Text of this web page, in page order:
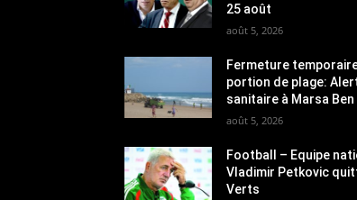
25 août
août 5, 2026
Fermeture
portion de plage:
sanitaire à Marsa Ben
août 5, 2026
Football – Equipe
Vladimir Petkovic
Verts